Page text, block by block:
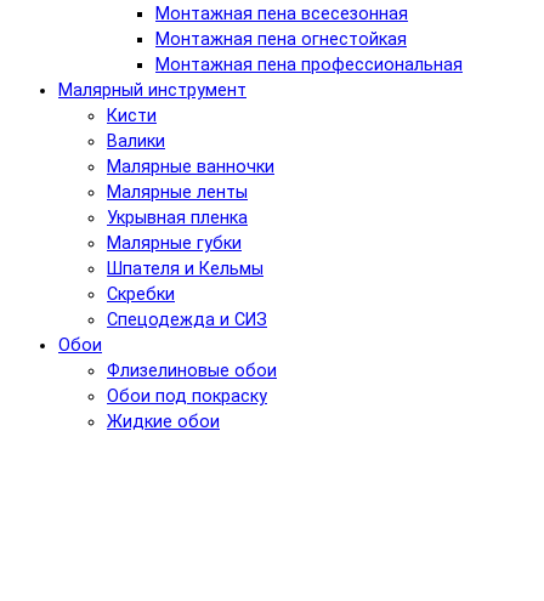
Монтажная пена всесезонная
Монтажная пена огнестойкая
Монтажная пена профессиональная
Малярный инструмент
Кисти
Валики
Малярные ванночки
Малярные ленты
Укрывная пленка
Малярные губки
Шпателя и Кельмы
Скребки
Спецодежда и СИЗ
Обои
Флизелиновые обои
Обои под покраску
Жидкие обои